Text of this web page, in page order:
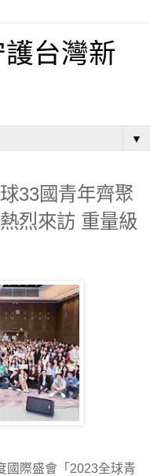
台灣新
▼
33國青年齊聚
烈來訪 重量級
際盛會「2023全球青